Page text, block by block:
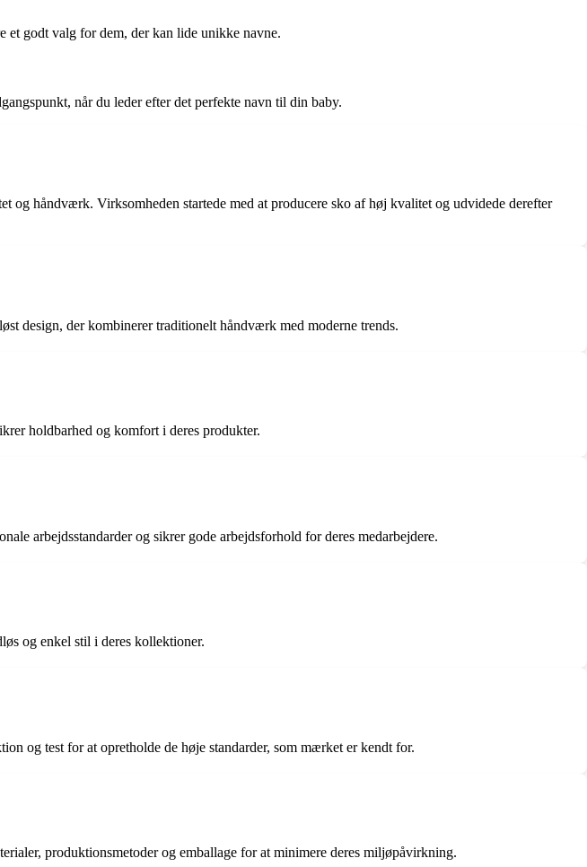
godt valg for dem, der kan lide unikke navne.
når du leder efter det perfekte navn til din baby.
og håndværk. Virksomheden startede med at producere sko af høj kvalitet og udvidede derefter
design, der kombinerer traditionelt håndværk med moderne trends.
holdbarhed og komfort i deres produkter.
arbejdsstandarder og sikrer gode arbejdsforhold for deres medarbejdere.
og enkel stil i deres kollektioner.
og test for at opretholde de høje standarder, som mærket er kendt for.
produktionsmetoder og emballage for at minimere deres miljøpåvirkning.